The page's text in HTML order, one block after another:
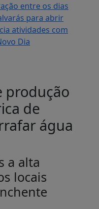
entre os dias
para abrir
atividades com
Dia
produção
de
água
a alta
locais